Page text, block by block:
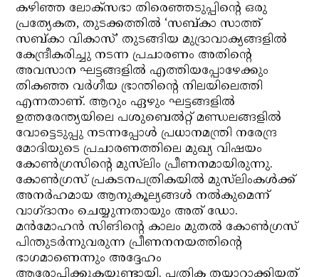
കഴിഞ്ഞ ലോക്‌സഭാ തിരെഞ്ഞടുപ്പിന്റെ ഒരു
പ്രത്യേകത, തുടക്കത്തില്‍ ‘സബ്കാ സാത്ത്
സബ്കാ വികാസ്’ തുടങ്ങിയ മുദ്രാവാക്യങ്ങളില്‍
കേന്ദ്രീകരിച്ചു നടന്ന പ്രചാരണം അതിന്റെ
അവസാന ഘട്ടങ്ങളില്‍ എത്തിയപ്പോഴേക്കും
തികഞ്ഞ വര്‍ഗീയ ഭ്രാന്തിന്റെ നിലയിലെത്തി
എന്നതാണ്. ആറും ഏഴും ഘട്ടങ്ങളില്‍
ഉത്തരേന്ത്യയിലെ പശുബെല്‍റ്റ് മണ്ഡലങ്ങളില്‍
വോട്ടെടുപ്പു നടന്നപ്പോള്‍ പ്രധാനമന്ത്രി നരേന്ദ്ര
മോദിയുടെ പ്രചാരണത്തിലെ മുഖ്യ വിഷയം
കോണ്‍ഗ്രസിന്റെ മുസ്‌ലിം പ്രീണനമായിരുന്നു.
കോണ്‍ഗ്രസ് പ്രകടനപത്രികയില്‍ മുസ്‌ലിംകള്‍ക്ക്
അനര്‍ഹമായ ആനുകൂല്യങ്ങള്‍ നല്‍കുമെന്ന്
വാഗ്ദാനം ചെയ്യുന്നതായും അത് ഡോ.
മന്‍മോഹന്‍ സിങിന്റെ കാലം മുതല്‍ കോണ്‍ഗ്രസ്
പിന്തുടര്‍ന്നുവരുന്ന പ്രീണനനയത്തിന്റെ
ഭാഗമാണെന്നും അദ്ദേഹം